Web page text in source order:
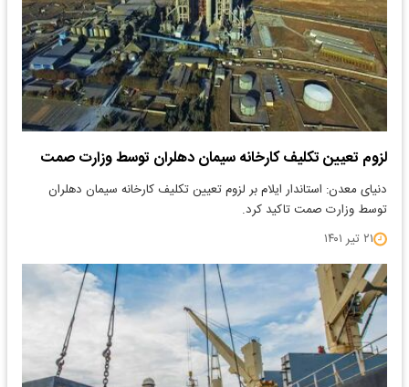
لزوم تعیین تکلیف کارخانه سیمان دهلران توسط وزارت صمت
دنیای معدن: استاندار ایلام بر لزوم تعیین تکلیف کارخانه سیمان دهلران
توسط وزارت صمت تاکید کرد.
۲۱ تیر ۱۴۰۱